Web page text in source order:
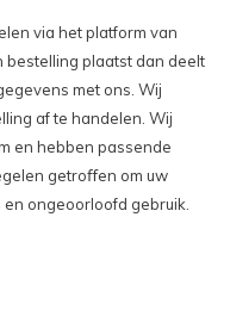
via het platform van
bestelling plaatst dan deelt
met ons. Wij
af te handelen. Wij
en hebben passende
getroﬀen om uw
ongeoorloofd gebruik.